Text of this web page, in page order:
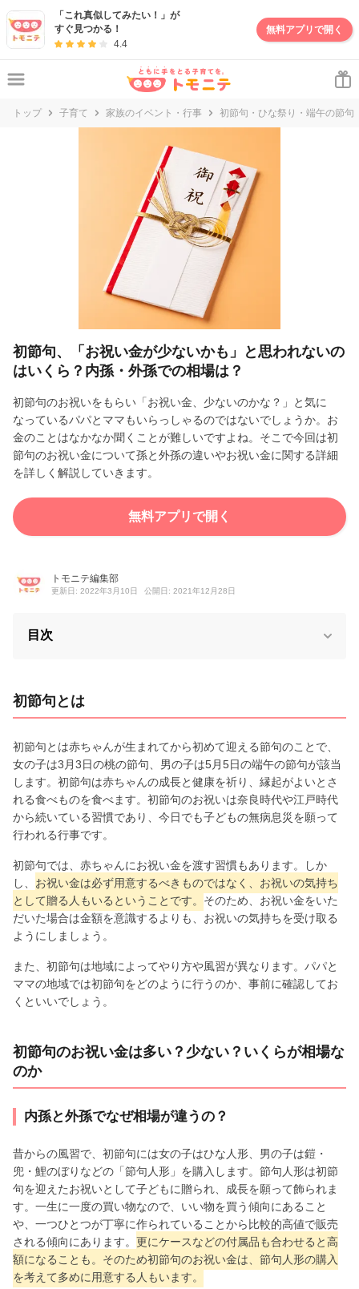
「これ真似してみたい！」が
すぐ見つかる！
4.4
無料アプリで開く
トップ 子育て 家族のイベント・行事 初節句・ひな祭り・端午の節句
初節句、「お祝い金が少ないかも」と思われないの
はいくら？内孫・外孫での相場は？
初節句のお祝いをもらい「お祝い金、少ないのかな？」と気に
なっているパパとママもいらっしゃるのではないでしょうか。お
金のことはなかなか聞くことが難しいですよね。そこで今回は初
節句のお祝い金について孫と外孫の違いやお祝い金に関する詳細
を詳しく解説していきます。
無料アプリで開く
トモニテ編集部
更新日: 2022年3月10日 公開日: 2021年12月28日
目次
初節句とは
初節句とは赤ちゃんが生まれてから初めて迎える節句のことで、
女の子は3月3日の桃の節句、男の子は5月5日の端午の節句が該当
します。初節句は赤ちゃんの成長と健康を祈り、縁起がよいとさ
れる食べものを食べます。初節句のお祝いは奈良時代や江戸時代
から続いている習慣であり、今日でも子どもの無病息災を願って
行われる行事です。
初節句では、赤ちゃんにお祝い金を渡す習慣もあります。しか
し、 お祝い金は必ず用意するべきものではなく、お祝いの気持ち
として贈る人もいるということです。 そのため、お祝い金をいた
だいた場合は金額を意識するよりも、お祝いの気持ちを受け取る
ようにしましょう。
また、初節句は地域によってやり方や風習が異なります。パパと
ママの地域では初節句をどのように行うのか、事前に確認してお
くといいでしょう。
初節句のお祝い金は多い？少ない？いくらが相場な
のか
内孫と外孫でなぜ相場が違うの？
昔からの風習で、初節句には女の子はひな人形、男の子は鎧・
兜・鯉のぼりなどの「節句人形」を購入します。節句人形は初節
句を迎えたお祝いとして子どもに贈られ、成長を願って飾られま
す。一生に一度の買い物なので、いい物を買う傾向にあること
や、一つひとつが丁寧に作られていることから比較的高値で販売
される傾向にあります。 更にケースなどの付属品も合わせると高
額になることも。そのため初節句のお祝い金は、節句人形の購入
を考えて多めに用意する人もいます。
妊娠・出産・子育て情報サイト | トモニテ